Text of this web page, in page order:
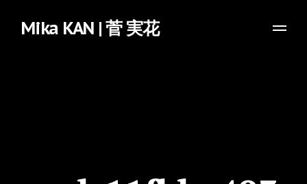
Mika KAN | 菅 実花